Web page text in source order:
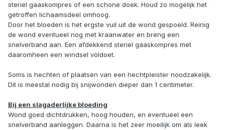
steriel gaaskompres of een schone doek. Houd zo mogelijk het
getroffen lichaamsdeel omhoog.
Door het bloeden is het ergste vuil uit de wond gespoeld. Reinig
de wond eventueel nog met kraanwater en breng een
snelverband aan. Een afdekkend steriel gaaskompres met
daaromheen een windsel voldoet.
Soms is hechten of plaatsen van een hechtpleister noodzakelijk.
Dit is meestal nodig bij snijwonden dieper dan 1 centimeter.
Bij een slagaderlijke bloeding
Wond goed dichtdrukken, hoog houden, en eventueel een
snelverband aanleggen. Daarna is het zeer moeilijk om als leek